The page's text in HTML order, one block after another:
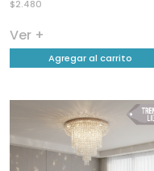
$2.480
Ver +
Agregar al carrito